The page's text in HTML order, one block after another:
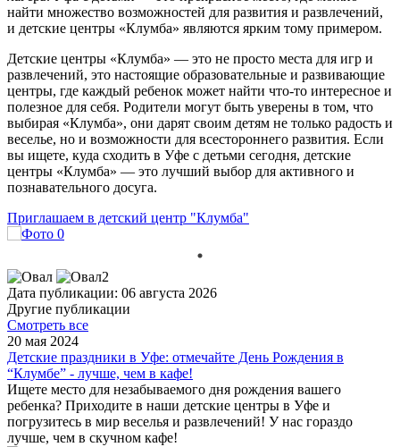
найти множество возможностей для развития и развлечений,
и детские центры «Клумба» являются ярким тому примером.
Детские центры «Клумба» — это не просто места для игр и
развлечений, это настоящие образовательные и развивающие
центры, где каждый ребенок может найти что-то интересное и
полезное для себя. Родители могут быть уверены в том, что
выбирая «Клумба», они дарят своим детям не только радость и
веселье, но и возможности для всестороннего развития. Если
вы ищете, куда сходить в Уфе с детьми сегодня, детские
центры «Клумба» — это лучший выбор для активного и
познавательного досуга.
Приглашаем в детский центр "Клумба"
Дата публикации: 06 августа 2026
Другие публикации
Смотреть все
20 мая 2024
Детские праздники в Уфе: отмечайте День Рождения в
“Клумбе” - лучше, чем в кафе!
Ищете место для незабываемого дня рождения вашего
ребенка? Приходите в наши детские центры в Уфе и
погрузитесь в мир веселья и развлечений! У нас гораздо
лучше, чем в скучном кафе!